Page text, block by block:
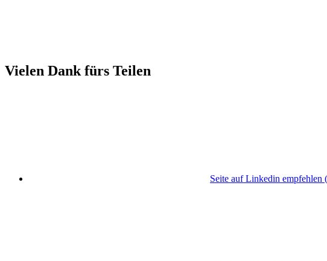
Vielen Dank fürs Teilen
Seite auf Linkedin empfehlen